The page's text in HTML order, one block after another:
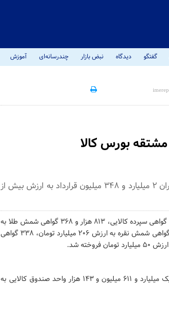
گفتگو دیدگاه نبض بازار چندرسانه‌ای آموزش
روز گذشته در بازار مشتقه و مالی بورس کالای ایران ۲ میلیارد و ۳۴۸ میلیون قرارداد به ارزش بیش از
، در دادوستدهای روز ۱۶ تیر ماه بازار گواهی سپرده کالایی، ۸۱۳ هزار و ۳۶۸ گواهی شمش طلا به
ارزش یک هزار و ۹۰۷ میلیارد تومان، ۵۴۳ هزار و ۳۳۳ گواهی شمش نقره به ارزش ۲۰۶ میلیارد تومان، ۳۳۸ گواهی
همچنین در معاملات روز گذشته بازار مشتقه و مالی، یک میلیارد و ۶۱۱ میلیون و ۱۴۳ هزار واحد صندوق کالایی به